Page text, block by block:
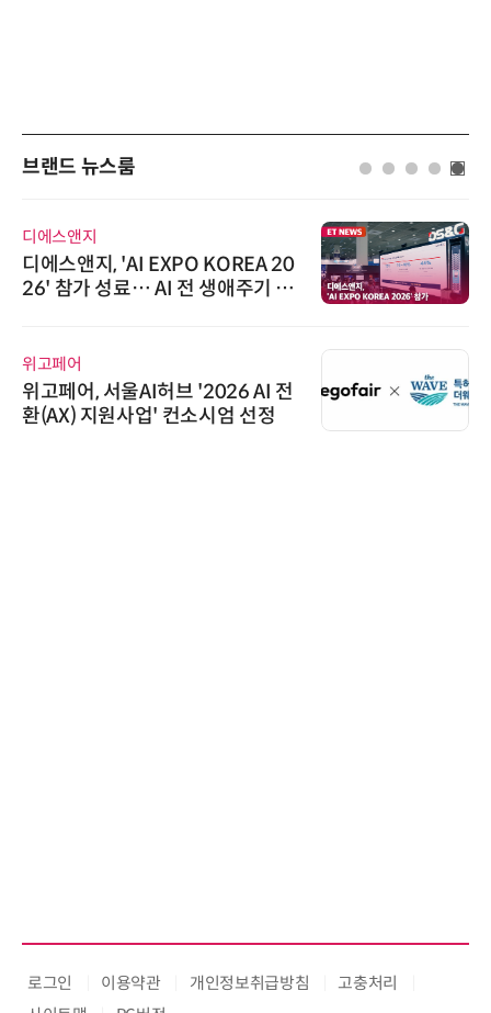
브랜드 뉴스룸
디에스앤지
디에스앤지, 'AI EXPO KOREA 20
26' 참가 성료… AI 전 생애주기 아
위고페어
위고페어, 서울AI허브 '2026 AI 전
환(AX) 지원사업' 컨소시엄 선정
로그인 이용약관 개인정보취급방침
고충처리